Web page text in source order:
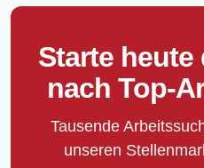
Starte heute
nach Top-
Tausende
unseren